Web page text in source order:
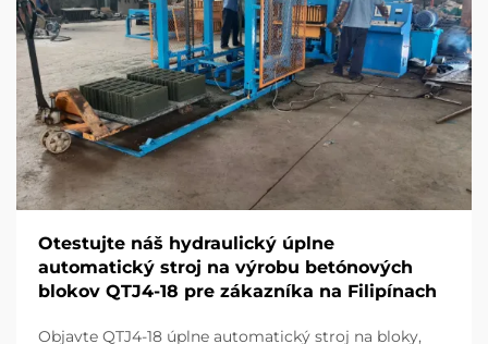
Otestujte náš hydraulický úplne
automatický stroj na výrobu betónových
blokov QTJ4-18 pre zákazníka na Filipínach
Objavte QTJ4-18 úplne automatický stroj na bloky,